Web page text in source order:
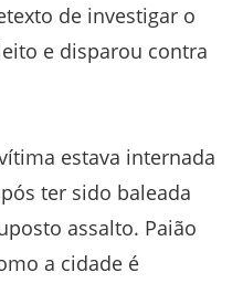
de investigar o
e disparou contra
estava internada
ter sido baleada
assalto. Paião
a cidade é